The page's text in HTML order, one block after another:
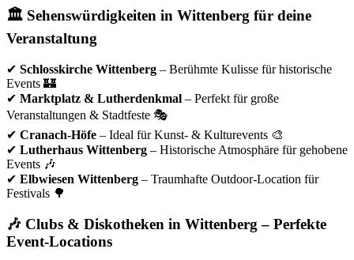
🏛 Sehenswürdigkeiten in Wittenberg für deine
Veranstaltung
✔ Schlosskirche Wittenberg – Berühmte Kulisse für historische
Events 🏰
✔ Marktplatz & Lutherdenkmal – Perfekt für große
Veranstaltungen & Stadtfeste 🎭
✔ Cranach-Höfe – Ideal für Kunst- & Kulturevents 🎨
✔ Lutherhaus Wittenberg – Historische Atmosphäre für gehobene
Events 🎶
✔ Elbwiesen Wittenberg – Traumhafte Outdoor-Location für
Festivals 🌳
🎶 Clubs & Diskotheken in Wittenberg – Perfekte
Event-Locations